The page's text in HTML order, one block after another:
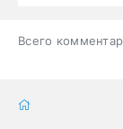
Всего